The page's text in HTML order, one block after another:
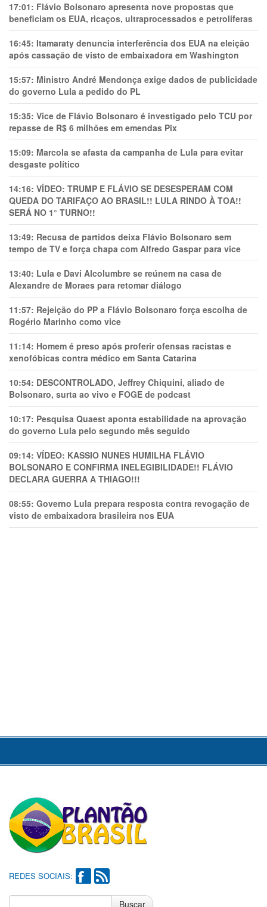
17:01: Flávio Bolsonaro apresenta nove propostas que
beneficiam os EUA, ricaços, ultraprocessados e petrolíferas
16:45: Itamaraty denuncia interferência dos EUA na eleição
após cassação de visto de embaixadora em Washington
15:57: Ministro André Mendonça exige dados de publicidade
do governo Lula a pedido do PL
15:35: Vice de Flávio Bolsonaro é investigado pelo TCU por
repasse de R$ 6 milhões em emendas Pix
15:09: Marcola se afasta da campanha de Lula para evitar
desgaste político
14:16: VÍDEO: TRUMP E FLÁVIO SE DESESPERAM COM
QUEDA DO TARIFAÇO AO BRASIL!! LULA RINDO À TOA!!
SERÁ NO 1° TURNO!!
13:49: Recusa de partidos deixa Flávio Bolsonaro sem
tempo de TV e força chapa com Alfredo Gaspar para vice
13:40: Lula e Davi Alcolumbre se reúnem na casa de
Alexandre de Moraes para retomar diálogo
11:57: Rejeição do PP a Flávio Bolsonaro força escolha de
Rogério Marinho como vice
11:14: Homem é preso após proferir ofensas racistas e
xenofóbicas contra médico em Santa Catarina
10:54: DESCONTROLADO, Jeffrey Chiquini, aliado de
Bolsonaro, surta ao vivo e FOGE de podcast
10:17: Pesquisa Quaest aponta estabilidade na aprovação
do governo Lula pelo segundo mês seguido
09:14: VÍDEO: KASSIO NUNES HUMlLHA FLÁVIO
BOLSONARO E CONFIRMA INELEGIBILIDADE!! FLÁVIO
DECLARA GUERRA A THIAGO!!!
08:55: Governo Lula prepara resposta contra revogação de
visto de embaixadora brasileira nos EUA
REDES SOCIAIS:
Buscar